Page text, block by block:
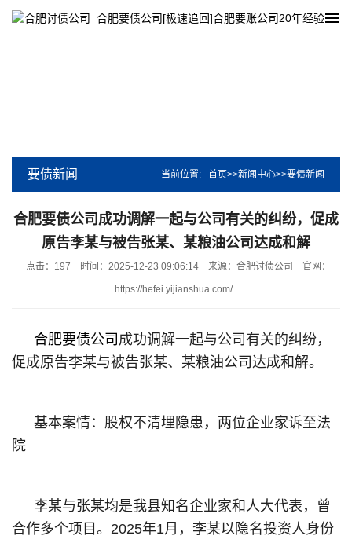
要债新闻 当前位置: 首页>>新闻中心>>要债新闻
合肥要债公司成功调解一起与公司有关的纠纷，促成
原告李某与被告张某、某粮油公司达成和解
点击：197 时间：2025-12-23 09:06:14 来源：合肥讨债公司 官网：
https://hefei.yijianshua.com/
合肥要债公司 成功调解一起与公司有关的纠纷，
促成原告李某与被告张某、某粮油公司达成和解。
基本案情：股权不清埋隐患，两位企业家诉至法
院
李某与张某均是我县知名企业家和人大代表，曾
合作多个项目。2025年1月，李某以隐名投资人身份